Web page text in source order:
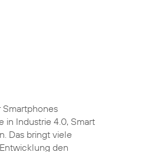
Smartphones
in Industrie 4.0, Smart
Das bringt viele
den